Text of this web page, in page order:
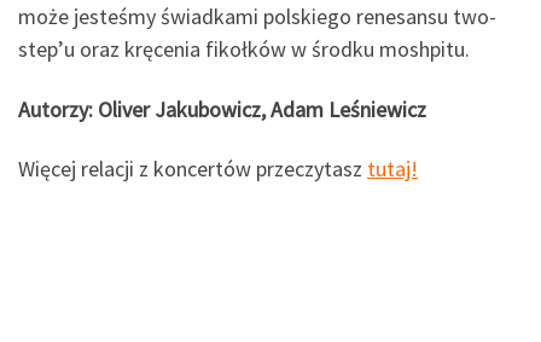
może jesteśmy świadkami polskiego renesansu two-
step’u oraz kręcenia fikołków w środku moshpitu.
Autorzy: Oliver Jakubowicz, Adam Leśniewicz
Więcej relacji z koncertów przeczytasz tutaj!